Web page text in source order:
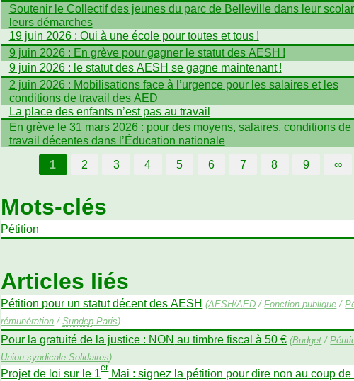
Soutenir le Collectif des jeunes du parc de Belleville dans leur
leurs démarches
19 juin 2026 : Oui à une école pour toutes et tous !
9 juin 2026 : En grève pour gagner le statut des AESH !
9 juin 2026 : le statut des AESH se gagne maintenant !
2 juin 2026 : Mobilisations face à l’urgence pour les salaires et les
conditions de travail des AED
La place des enfants n’est pas au travail
En grève le 31 mars 2026 : pour des moyens, salaires, conditions de
travail décentes dans l’Éducation nationale
1
2 3 4 5 6 7 8 9 ∞
Mots-clés
Pétition
Articles liés
Pétition pour un statut décent desAESH (AESH/AED /Fonction publique /
rémunération /Sundep Paris)
Pour la gratuité de la justice : NON au timbre fiscal à 50 € (Budget /
Union syndicale Solidaires)
Projet de loi sur le 1erMai : signez la pétition pour dire non au coup de